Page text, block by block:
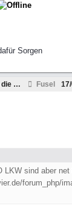
Sorgen
Re: MAN 8.136 FAE, taugen die was? Fusel
LKW sind aber
forum_php/